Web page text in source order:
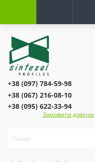
+38 (097) 784-59-98
+38 (067) 216-08-10
+38 (095) 622-33-94
Замовити дзвінок